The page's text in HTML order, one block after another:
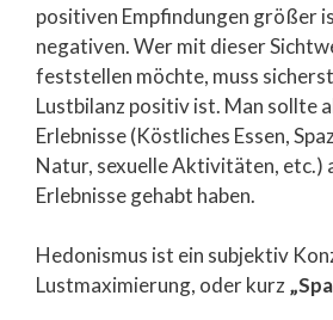
positiven Empfindungen größer
negativen. Wer mit dieser
feststellen möchte, muss
Lustbilanz positiv ist. Man sollte
Erlebnisse (Köstliches Essen,
Natur, sexuelle Aktivitäten, etc.)
Erlebnisse gehabt haben.
Hedonismus ist ein subjektiv
Lustmaximierung, oder kurz